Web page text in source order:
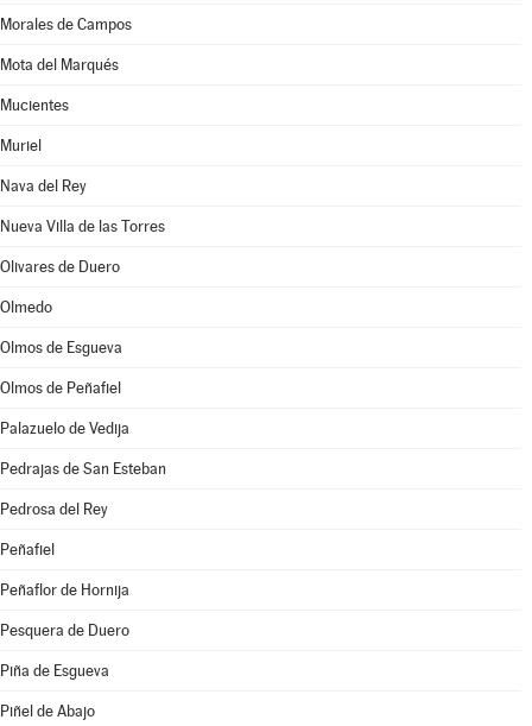
Morales de Campos
Mota del Marqués
Mucientes
Muriel
Nava del Rey
Nueva Villa de las Torres
Olivares de Duero
Olmedo
Olmos de Esgueva
Olmos de Peñafiel
Palazuelo de Vedija
Pedrajas de San Esteban
Pedrosa del Rey
Peñafiel
Peñaflor de Hornija
Pesquera de Duero
Piña de Esgueva
Piñel de Abajo